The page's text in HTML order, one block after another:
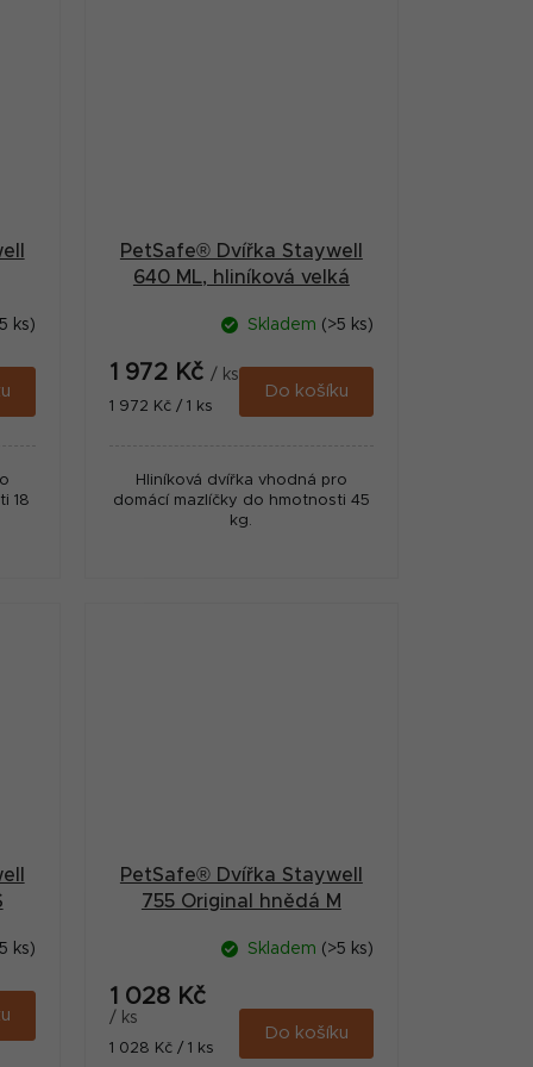
ks)
18
PetSafe® Dvířka Staywell
640 ML, hliníková velká
Skladem (>5 ks)
1 972 Kč / ks
Měrná
1 972 Kč / 1 ks
Do košíku
Hliníková dvířka vhodná pro
domácí mazlíčky do hmotnosti 45
kg.
ks)
PetSafe® Dvířka Staywell
755 Original hnědá M
Skladem (>5 ks)
1 028 Kč
/ ks
Měrná
1 028 Kč / 1 ks
Do košíku